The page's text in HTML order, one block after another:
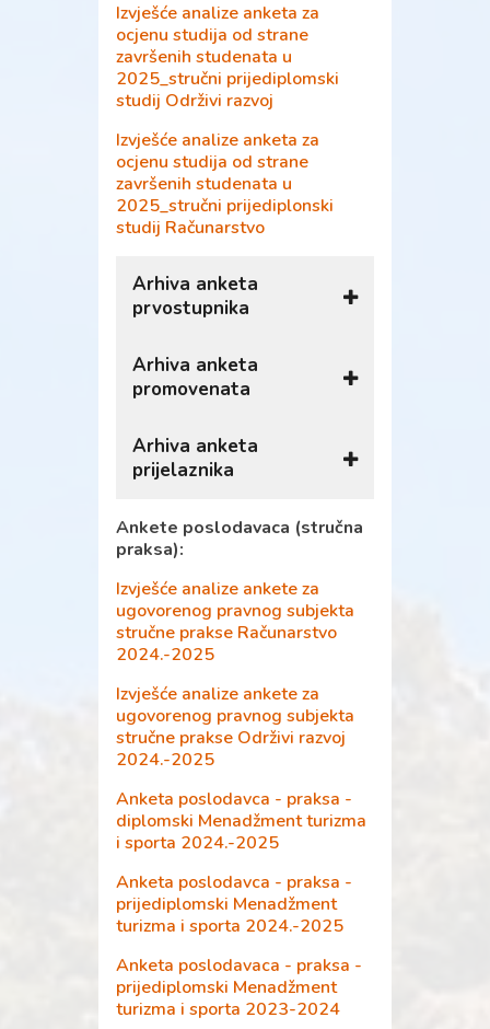
Izvješće analize anketa za
ocjenu studija od strane
završenih studenata u
2025_stručni prijediplomski
studij Održivi razvoj
Izvješće analize anketa za
ocjenu studija od strane
završenih studenata u
2025_stručni prijediplonski
studij Računarstvo
Arhiva anketa
prvostupnika
Anketa prvostupnika 2024.
Anketa prvostupnika 2023.
Anketa prvostupnika 2022.
Anketa prvostupnika 2021.
Anketa prvostupnika 2020.
Anketa prvostupnika 2019.
Arhiva anketa
promovenata
Anketa promovenata 2024.
Anketa promovenata 2023.
Anketa promovenata 2022.
Anketa promovenata 2021.
Anketa promovenata 2020.
Anketa promovenata 2019.
Arhiva anketa
prijelaznika
Anketa prijelaznici
2023.-2024.
Anketa prijelaznici
2022./2023.
Anketa prijelaznici
Anketa prijelaznici
2020./2021.
Ankete poslodavaca (stručna
praksa):
Izvješće analize ankete za
ugovorenog pravnog subjekta
stručne prakse Računarstvo
2024.-2025
Izvješće analize ankete za
ugovorenog pravnog subjekta
stručne prakse Održivi razvoj
2024.-2025
Anketa poslodavca - praksa -
diplomski Menadžment turizma
i sporta 2024.-2025
Anketa poslodavca - praksa -
prijediplomski Menadžment
turizma i sporta 2024.-2025
Anketa poslodavaca - praksa -
prijediplomski Menadžment
turizma i sporta 2023-2024